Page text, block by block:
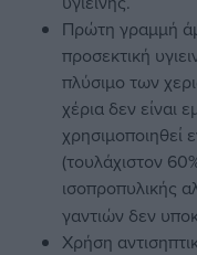
Πρώτη γραμμή
προσεκτική
πλύσιμο των
χέρια δεν
χρησιμοποιηθεί
(τουλάχιστον
ισοπροπυλικής
γαντιών δεν
Χρήση